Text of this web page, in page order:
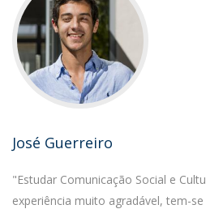
José Guerreiro
"Estudar Comunicação Social e
experiência muito agradável, tem-